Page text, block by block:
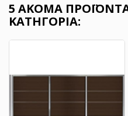
5 ΑΚΌΜΑ
ΚΑΤΗΓΟΡΊΑ: